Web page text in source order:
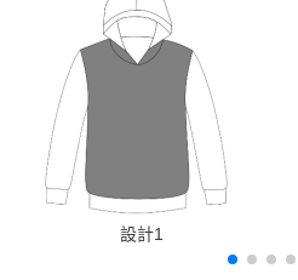
設計1